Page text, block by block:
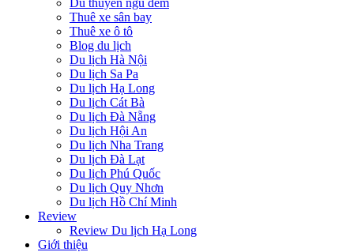
Du thuyền ngủ đêm
Thuê xe sân bay
Thuê xe ô tô
Blog du lịch
Du lịch Hà Nội
Du lịch Sa Pa
Du lịch Hạ Long
Du lịch Cát Bà
Du lịch Đà Nẵng
Du lịch Hội An
Du lịch Nha Trang
Du lịch Đà Lạt
Du lịch Phú Quốc
Du lịch Quy Nhơn
Du lịch Hồ Chí Minh
Review
Review Du lịch Hạ Long
Giới thiệu